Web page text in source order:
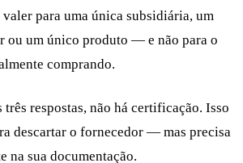
para uma única subsidiária, um
ou um único produto — e não para o
comprando.
três respostas, não há certificação. Isso
descartar o fornecedor — mas precisa
na sua documentação.